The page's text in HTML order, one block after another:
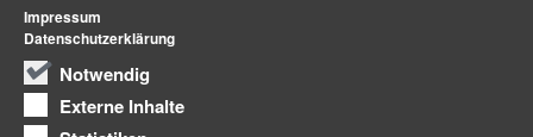
Notwendig
Externe Inhalte
Impressum
Datenschutzerklärung